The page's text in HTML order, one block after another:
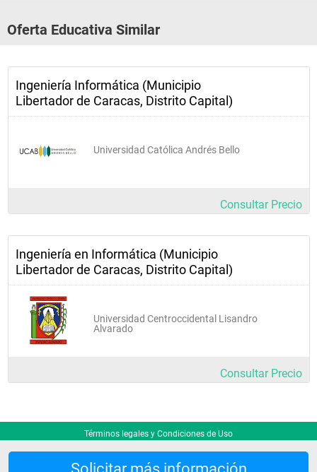
Oferta Educativa Similar
Ingeniería Informática (Municipio
Libertador de Caracas, Distrito Capital)
Universidad Católica Andrés Bello
Consultar Precio
Ingeniería en Informática (Municipio
Libertador de Caracas, Distrito Capital)
Universidad Centroccidental Lisandro
Alvarado
Consultar Precio
Términos legales y Condiciones de Uso